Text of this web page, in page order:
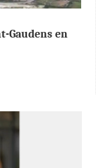
Gaudens en